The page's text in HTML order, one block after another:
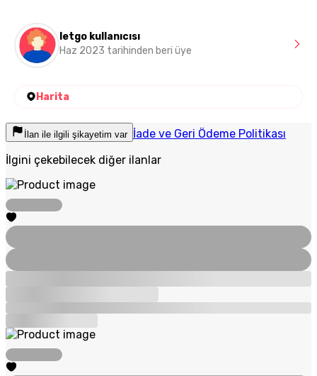
letgo kullanıcısı
Haz 2023 tarihinden beri üye
Harita
İlan ile ilgili şikayetim var İade ve Geri Ödeme Politikası
İlgini çekebilecek diğer ilanlar